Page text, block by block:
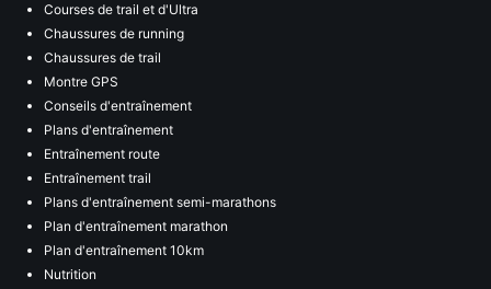
Courses de trail et d'Ultra
Chaussures de running
Chaussures de trail
Montre GPS
Conseils d'entraînement
Plans d'entraînement
Entraînement route
Entraînement trail
Plans d'entraînement semi-marathons
Plan d'entraînement marathon
Plan d'entraînement 10km
Nutrition